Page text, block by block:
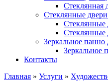
Стеклянная
Стеклянные
Стеклянные
Стеклянные
Зеркальное
Зеркальное
Контакты
Главная » Услуги »